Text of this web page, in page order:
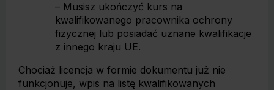
– Musisz ukończyć kurs na
kwalifikowanego pracownika ochrony
fizycznej lub posiadać uznane kwalifikacje
z innego kraju UE.
Chociaż licencja w formie dokumentu już nie
funkcjonuje, wpis na listę kwalifikowanych